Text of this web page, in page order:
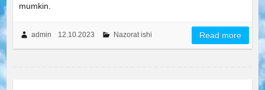
mumkin.
admin 12.10.2023 Nazorat ishi Read more